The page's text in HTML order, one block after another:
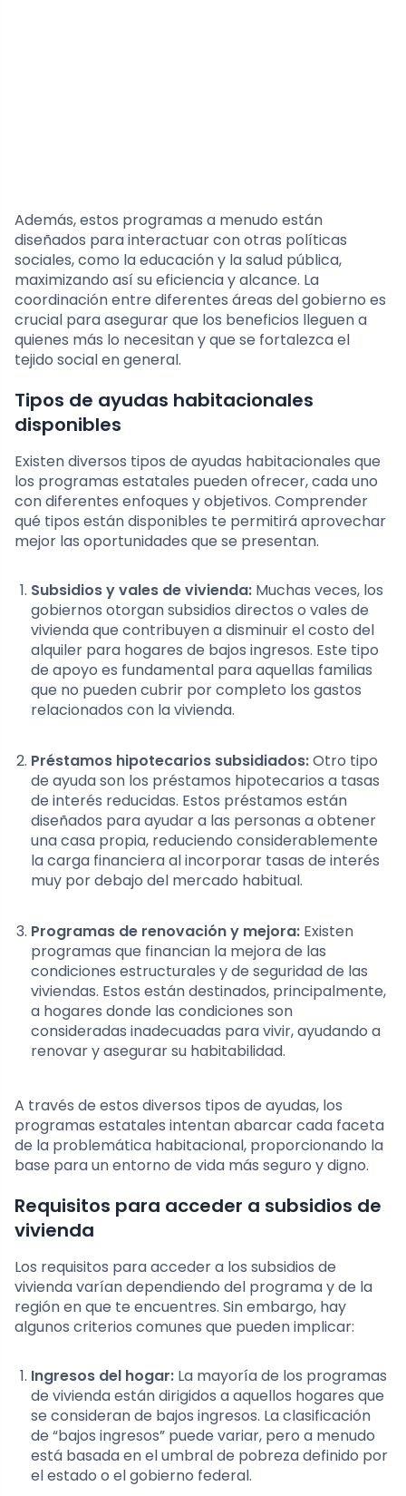
Además, estos programas a menudo están
diseñados para interactuar con otras políticas
sociales, como la educación y la salud pública,
maximizando así su eficiencia y alcance. La
coordinación entre diferentes áreas del gobierno es
crucial para asegurar que los beneficios lleguen a
quienes más lo necesitan y que se fortalezca el
tejido social en general.
Tipos de ayudas habitacionales
disponibles
Existen diversos tipos de ayudas habitacionales que
los programas estatales pueden ofrecer, cada uno
con diferentes enfoques y objetivos. Comprender
qué tipos están disponibles te permitirá aprovechar
mejor las oportunidades que se presentan.
Subsidios y vales de vivienda: Muchas veces, los
gobiernos otorgan subsidios directos o vales de
vivienda que contribuyen a disminuir el costo del
alquiler para hogares de bajos ingresos. Este tipo
de apoyo es fundamental para aquellas familias
que no pueden cubrir por completo los gastos
relacionados con la vivienda.
Préstamos hipotecarios subsidiados:Otro tipo
de ayuda son los préstamos hipotecarios a tasas
de interés reducidas. Estos préstamos están
diseñados para ayudar a las personas a obtener
una casa propia, reduciendo considerablemente
la carga financiera al incorporar tasas de interés
muy por debajo del mercado habitual.
Programas de renovación y mejora: Existen
programas que financian la mejora de las
condiciones estructurales y de seguridad de las
viviendas. Estos están destinados, principalmente,
a hogares donde las condiciones son
consideradas inadecuadas para vivir, ayudando a
renovar y asegurar su habitabilidad.
A través de estos diversos tipos de ayudas, los
programas estatales intentan abarcar cada faceta
de la problemática habitacional, proporcionando la
base para un entorno de vida más seguro y digno.
Requisitos para acceder a subsidios de
vivienda
Los requisitos para acceder a los subsidios de
vivienda varían dependiendo del programa y de la
región en que te encuentres. Sin embargo, hay
algunos criterios comunes que pueden implicar:
Ingresos del hogar: La mayoría de los programas
de vivienda están dirigidos a aquellos hogares que
se consideran de bajos ingresos. La clasificación
de “bajos ingresos” puede variar, pero a menudo
está basada en el umbral de pobreza definido por
el estado o el gobierno federal.